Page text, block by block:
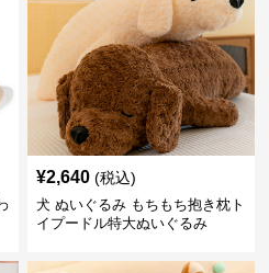
¥2,640 (税込)
犬 ぬいぐるみ もちもち抱き枕ト
イプードル特大ぬいぐるみ